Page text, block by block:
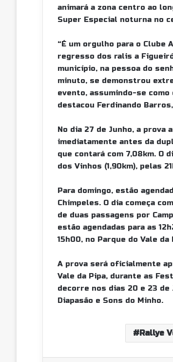
animará a zona centro ao
Super Especial noturna no
“É um orgulho para o Clube
regresso dos ralis a
município, na pessoa do
minuto, se demonstrou
evento, assumindo-se
destacou Ferdinando
No dia 27 de Junho, a prova
imediatamente antes da
que contará com 7,08km. O
dos Vinhos (1,90km), pelas
Para domingo, estão
Chimpeles. O dia começa
de duas passagens por
estão agendadas para as
15h00, no Parque do Vale da
A prova será oficialmente
Vale da Pipa, durante as
decorre nos dias 20 e 23 de
Diapasão e Sons do Minho.
Rallye